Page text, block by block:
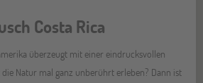
Costa Rica
überzeugt mit einer eindrucksvollen
Natur mal ganz unberührt erleben? Dann ist